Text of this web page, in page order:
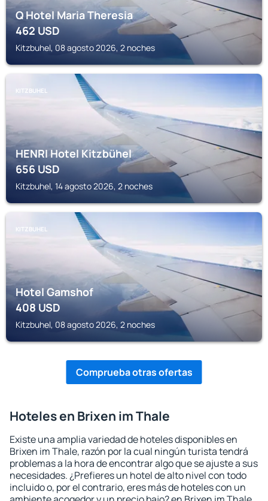
Q Hotel Maria Theresia
462USD
Kitzbuhel, 08 agosto 2026, 2 noches
KITZBUHEL
HENRI Hotel Kitzbühel
656USD
Kitzbuhel, 14 agosto 2026, 2 noches
KITZBUHEL
Hotel Gamshof
408USD
Kitzbuhel, 08 agosto 2026, 2 noches
Comprueba otras ofertas
Hoteles en Brixen im Thale
Existe una amplia variedad de hoteles disponibles en
Brixen im Thale, razón por la cual ningún turista tendrá
problemas a la hora de encontrar algo que se ajuste a sus
necesidades. ¿Prefieres un hotel de alto nivel con todo
incluido o, por el contrario, eres más de hoteles con un